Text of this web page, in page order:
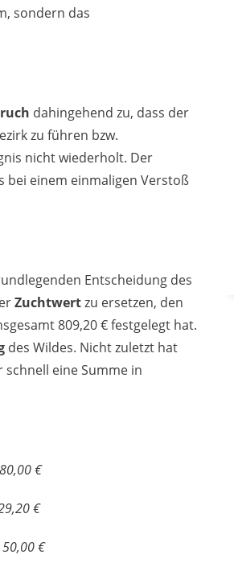
sondern das
dahingehend zu, dass der
zu führen bzw.
nicht wiederholt. Der
bei einem einmaligen Verstoß
Entscheidung des
Zuchtwertzu ersetzen, den
809,20 € festgelegt hat.
des Wildes. Nicht zuletzt hat
schnell eine Summe in
€
€
€